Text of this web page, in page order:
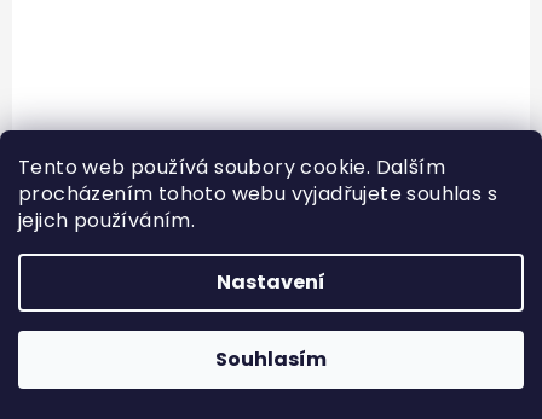
Tento web používá soubory cookie. Dalším
procházením tohoto webu vyjadřujete souhlas s
jejich používáním.
Nastavení
Souhlasím
OSHEE Vitamin Lemonade Zero 555 ml,
vitamínová voda bez kalorií s vitamíny řady
B